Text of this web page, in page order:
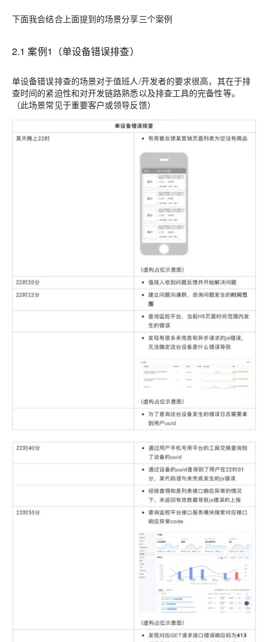
下面我会结合上面提到的场景分享三个案例
2.1 案例1（单设备错误排查）
单设备错误排查的场景对于值班人/开发者的要求很高，其在于排
查时间的紧迫性和对开发链路熟悉以及排查工具的完备性等。
（此场景常见于重要客户或领导反馈）